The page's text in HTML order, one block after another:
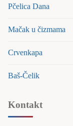
Pčelica Dana
Mačak u čizmama
Crvenkapa
Baš-Čelik
Kontakt